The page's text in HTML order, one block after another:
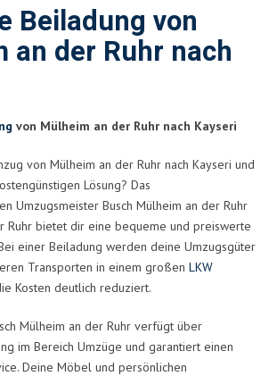
Beiladung von
an der Ruhr nach
von Mülheim an der Ruhr nach Kayseri
von Mülheim an der Ruhr nach Kayseri und
Lösung? Das
Umzugsmeister Busch Mülheim an der Ruhr
Ruhr bietet dir eine bequeme und preiswerte
einer Beiladung werden deine Umzugsgüter
Transporten in einem großen LKW
Kosten deutlich reduziert.
Mülheim an der Ruhr verfügt über
im Bereich Umzüge und garantiert einen
Deine Möbel und persönlichen